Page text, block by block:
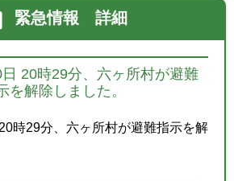
緊急情報 詳細
20時29分、六ヶ所村が避難
を解除しました。
時29分、六ヶ所村が避難指示を解